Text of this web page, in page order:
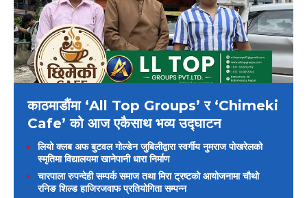
काठमाडौंमा ‘All Top Groups’ र ‘Chimeki
Cafe’ को आज एकैसाथ भव्य उद्घाटन
लियो क्लब अफ बुटवल गोल्डेन जुबिलीद्वारा स्वर्गीय नुमराज पोखरेलको
स्मृतिमा विद्यालयमा खानेपानी धारा निर्माण
चारपाला रुपन्देही सम्पर्क समाज तथा मिरा ट्रष्टको आयोजनामा चौथो
रनिङ शिल्ड हाजिरजवाफ प्रतियोगिता सम्पन्न